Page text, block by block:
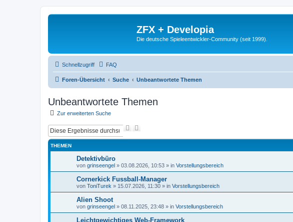
ZFX + Developia
Die deutsche Spieleentwickler-Community (seit 1999).
Schnellzugriff FAQ
Foren-Übersicht Suche Unbeantwortete Themen
Unbeantwortete Themen
Zur erweiterten Suche
c
w
t
e
r
t
e
u
c
h
THEMEN
Detektivbüro
von grinseengel » 03.08.2026, 10:53 » in Vorstellungsbereich
Cornerkick Fussball-Manager
von ToniTurek » 15.07.2026, 11:30 » in Vorstellungsbereich
Alien Shoot
von grinseengel » 08.11.2025, 23:48 » in Vorstellungsbereich
Leichtgewichtiges Web-Framework